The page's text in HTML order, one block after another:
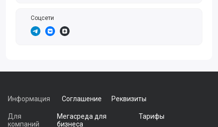
Соцсети
https://t.me/interexpert
https://vk.com/public220812147
https://dzen.ru/id/
Информация Соглашение Реквизиты
Для
компаний
Мегасреда для
бизнеса
Тарифы